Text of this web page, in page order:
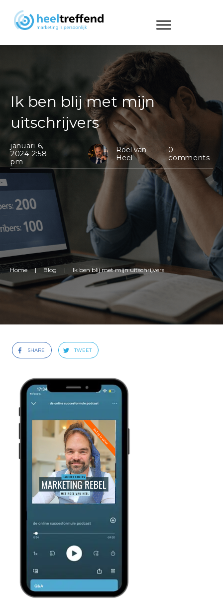
Ik ben blij met mijn
uitschrijvers
januari 6,
2024 2:58
pm
Roel van
Heel
0
comments
Home | Blog | Ik ben blij met mijn uitschrijvers
SHARE TWEET